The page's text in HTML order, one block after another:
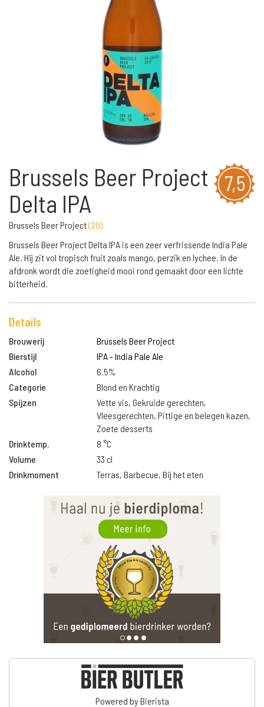
7,5
Brussels Beer Project
Delta IPA
Brussels Beer Project(20)
Brussels Beer Project Delta IPA is een zeer verfrissende India Pale
Ale. Hij zit vol tropisch fruit zoals mango, perzik en lychee. In de
afdronk wordt die zoetigheid mooi rond gemaakt door een lichte
bitterheid.
Details
Brouwerij
Brussels Beer Project
Bierstijl
IPA - India Pale Ale
Alcohol
6.5%
Categorie
Blond en Krachtig
Spijzen
Vette vis, Gekruide gerechten,
Vleesgerechten, Pittige en belegen kazen,
Zoete desserts
Drinktemp.
8 °C
Volume
33 cl
Drinkmoment
Terras, Barbecue, Bij het eten
Powered by Bierista